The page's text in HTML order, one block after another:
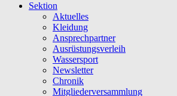
Sektion
Aktuelles
Kleidung
Ansprechpartner
Ausrüstungsverleih
Wassersport
Newsletter
Chronik
Mitgliederversammlung